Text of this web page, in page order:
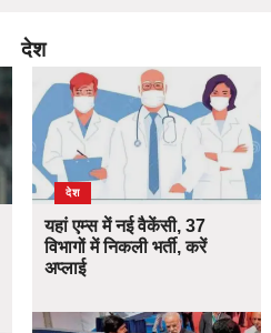
देश
देश
यहां एम्स में नई वैकेंसी, 37
विभागों में निकली भर्ती, करें
अप्लाई